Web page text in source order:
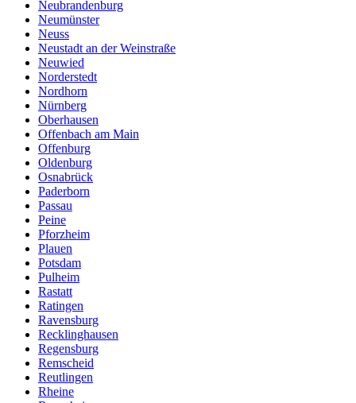
Neubrandenburg
Neumünster
Neuss
Neustadt an der Weinstraße
Neuwied
Norderstedt
Nordhorn
Nürnberg
Oberhausen
Offenbach am Main
Offenburg
Oldenburg
Osnabrück
Paderborn
Passau
Peine
Pforzheim
Plauen
Potsdam
Pulheim
Rastatt
Ratingen
Ravensburg
Recklinghausen
Regensburg
Remscheid
Reutlingen
Rheine